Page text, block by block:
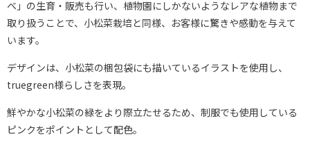
ベ」の生育・販売も行い、植物園にしかないようなレアな植物まで
取り扱うことで、小松菜栽培と同様、お客様に驚きや感動を与えて
います。
デザインは、小松菜の梱包袋にも描いているイラストを使用し、
truegreen様らしさを表現。
鮮やかな小松菜の緑をより際立たせるため、制服でも使用している
ピンクをポイントとして配色。